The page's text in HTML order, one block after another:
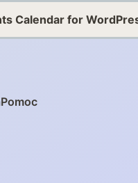
Calendar for
Pomoc